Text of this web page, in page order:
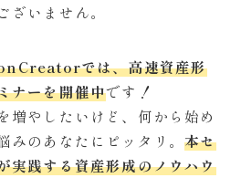
ざいません。
では、高速資産形
ナーを開催中です！
増やしたいけど、何から始め
みのあなたにピッタリ。本セ
実践する資産形成のノウハウ